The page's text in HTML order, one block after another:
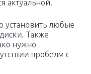
актуальной.
установить любые
Также
нужно
пробелм с